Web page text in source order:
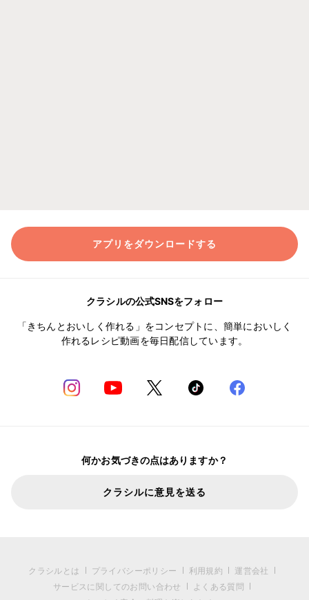
アプリをダウンロードする
クラシルの公式SNSをフォロー
「きちんとおいしく作れる」をコンセプトに、簡単においしく
作れるレシピ動画を毎日配信しています。
何かお気づきの点はありますか？
クラシルに意見を送る
クラシルとは プライバシーポリシー 利用規約
運営会社
サービスに関してのお問い合わせ
よくある質問